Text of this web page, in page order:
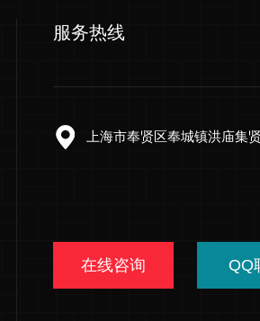
服务热线
上海市奉贤区奉城镇洪庙集
在线咨询 QQ